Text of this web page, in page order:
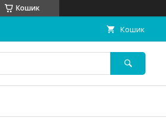
Кошик
Кошик